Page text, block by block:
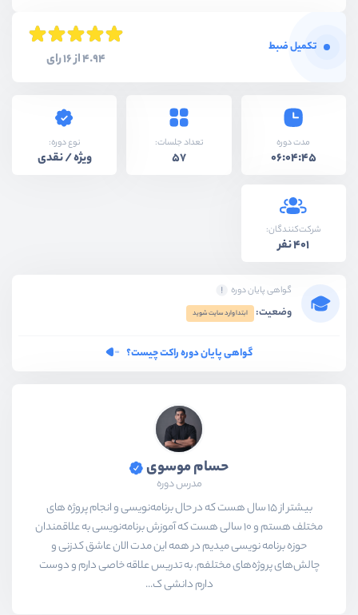
تکمیل ضبط
4.94 از 16 رای
مدت دوره
06:04:45
تعداد جلسات:
57
نوع دوره:
ویژه / نقدی
شرکت‌کنندگان:
401 نفر
گواهی پایان دوره
وضعیت: ابتدا وارد سایت شوید
گواهی پایان دوره راکت چیست؟
حسام موسوی
مدرس دوره
بیشتر از ۱۵ سال هست که در حال برنامه‌نویسی و انجام پروژه های
مختلف هستم و ۱۰ سالی هست که آموزش برنامه‌نویسی به علاقمندان
حوزه برنامه نویسی میدیم در همه این مدت الان عاشق کدزنی و
چالش‌های پروژه‌های مختلفم. به تدریس علاقه خاصی دارم و دوست
دارم دانشی ک...